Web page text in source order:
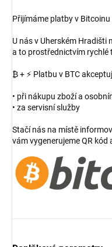
Přijímáme platby v
U nás v Uherském Hradišti
a to prostřednictvím rychlé
₿ + ⚡ Platbu v BTC
• při nákupu zboží a
• za servisní služby
Stačí nás na místě
vám vygenerujeme QR kód